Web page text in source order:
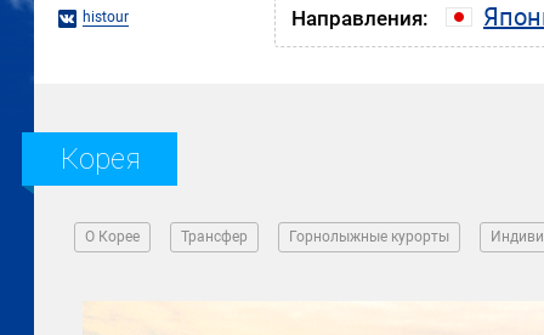
histour Направления:
Корея
О Корее Трансфер Горнолыжные курорты